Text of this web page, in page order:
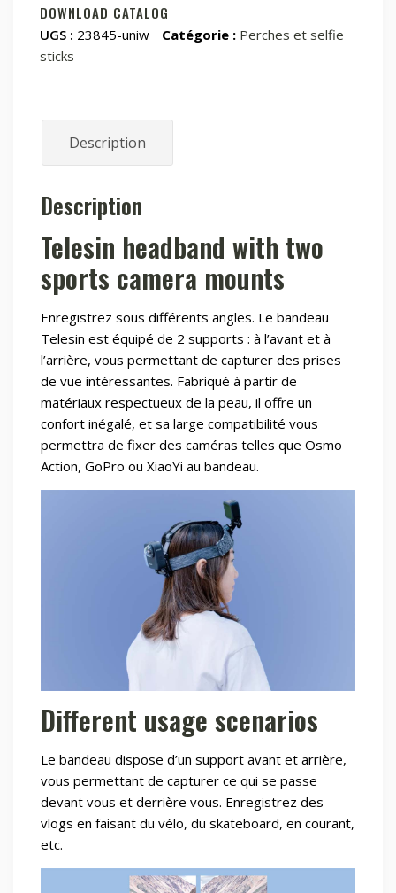
avec
deux
supports
sportive
DOWNLOAD CATALOG
UGS : 23845-uniw Catégorie : Perches et selfie
sticks
Description
Description
Telesin headband with two
sports camera mounts
Enregistrez sous différents angles. Le bandeau
Telesin est équipé de 2 supports : à l’avant et à
l’arrière, vous permettant de capturer des prises
de vue intéressantes. Fabriqué à partir de
matériaux respectueux de la peau, il offre un
confort inégalé, et sa large compatibilité vous
permettra de fixer des caméras telles que Osmo
Action, GoPro ou XiaoYi au bandeau.
Different usage scenarios
Le bandeau dispose d’un support avant et arrière,
vous permettant de capturer ce qui se passe
devant vous et derrière vous. Enregistrez des
vlogs en faisant du vélo, du skateboard, en courant,
etc.